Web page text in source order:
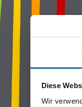
Diese
Wir